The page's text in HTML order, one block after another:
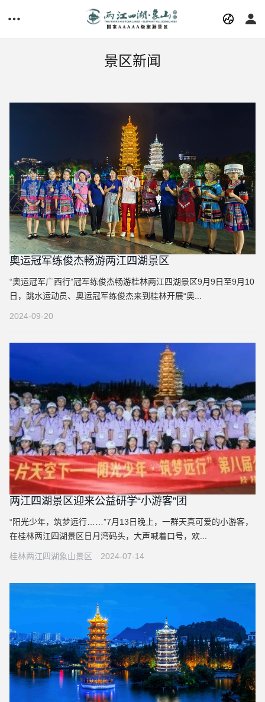
景区新闻
奥运冠军练俊杰畅游两江四湖景区
“奥运冠军广西行”冠军练俊杰畅游桂林两江四湖景区9月9日至9月10
日，跳水运动员、奥运冠军练俊杰来到桂林开展“奥...
2024-09-20
两江四湖景区迎来公益研学“小游客”团
“阳光少年，筑梦远行……”7月13日晚上，一群天真可爱的小游客，
在桂林两江四湖景区日月湾码头，大声喊着口号，欢...
桂林两江四湖象山景区 2024-07-14